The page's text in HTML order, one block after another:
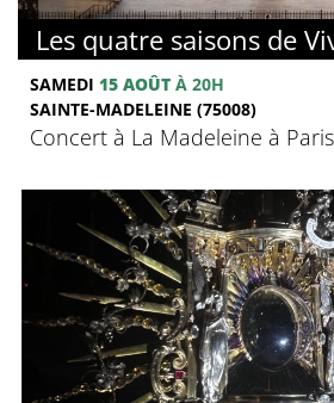
Les quatre saisons de
SAMEDI 15 AOÛT À 20H
SAINTE-MADELEINE (75008)
Concert à La Madeleine à